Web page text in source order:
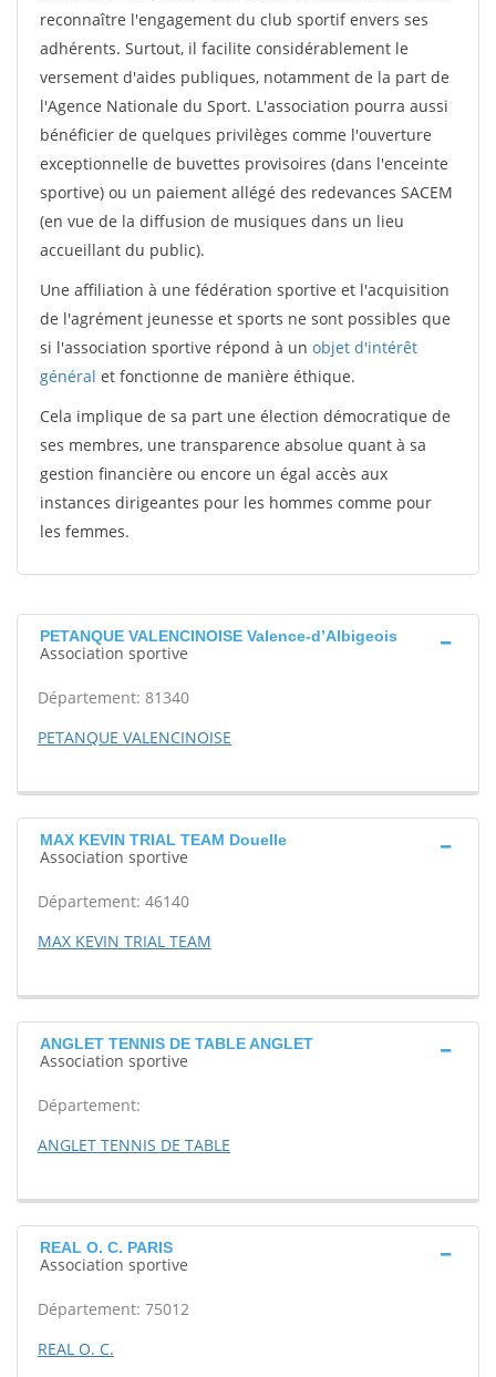
reconnaître l'engagement du club sportif envers ses
adhérents. Surtout, il facilite considérablement le
versement d'aides publiques, notamment de la part de
l'Agence Nationale du Sport. L'association pourra aussi
bénéficier de quelques privilèges comme l'ouverture
exceptionnelle de buvettes provisoires (dans l'enceinte
sportive) ou un paiement allégé des redevances SACEM
(en vue de la diffusion de musiques dans un lieu
accueillant du public).
Une affiliation à une fédération sportive et l'acquisition
de l'agrément jeunesse et sports ne sont possibles que
si l'association sportive répond à un objet d'intérêt
général et fonctionne de manière éthique.
Cela implique de sa part une élection démocratique de
ses membres, une transparence absolue quant à sa
gestion financière ou encore un égal accès aux
instances dirigeantes pour les hommes comme pour
les femmes.
PETANQUE VALENCINOISE Valence-d’Albigeois
Association sportive
Département: 81340
PETANQUE VALENCINOISE
MAX KEVIN TRIAL TEAM Douelle
Association sportive
Département: 46140
MAX KEVIN TRIAL TEAM
ANGLET TENNIS DE TABLE ANGLET
Association sportive
Département:
ANGLET TENNIS DE TABLE
REAL O. C. PARIS
Association sportive
Département: 75012
REAL O. C.